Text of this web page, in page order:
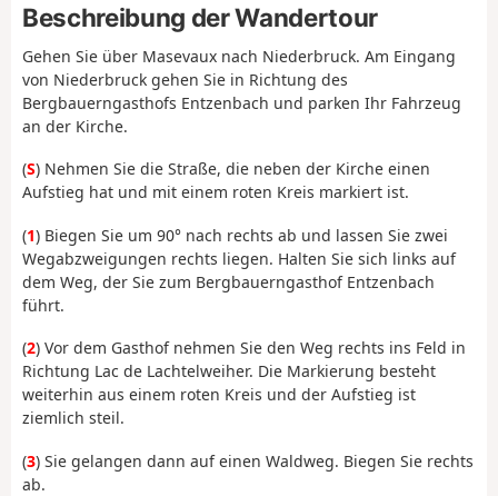
Beschreibung der Wandertour
Gehen Sie über Masevaux nach Niederbruck. Am Eingang
von Niederbruck gehen Sie in Richtung des
Bergbauerngasthofs Entzenbach und parken Ihr Fahrzeug
an der Kirche.
(S) Nehmen Sie die Straße, die neben der Kirche einen
Aufstieg hat und mit einem roten Kreis markiert ist.
(1) Biegen Sie um 90° nach rechts ab und lassen Sie zwei
Wegabzweigungen rechts liegen. Halten Sie sich links auf
dem Weg, der Sie zum Bergbauerngasthof Entzenbach
führt.
(2) Vor dem Gasthof nehmen Sie den Weg rechts ins Feld in
Richtung Lac de Lachtelweiher. Die Markierung besteht
weiterhin aus einem roten Kreis und der Aufstieg ist
ziemlich steil.
(3) Sie gelangen dann auf einen Waldweg. Biegen Sie rechts
ab.